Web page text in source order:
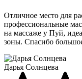
Отличное место для
профессиональные
на массаже у Пуй,
зоны. Спасибо
Дарья Солнцева